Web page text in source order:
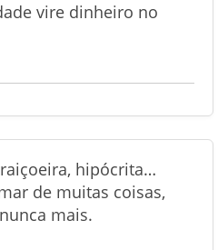
vire dinheiro no
hipócrita…
de muitas coisas,
mais.